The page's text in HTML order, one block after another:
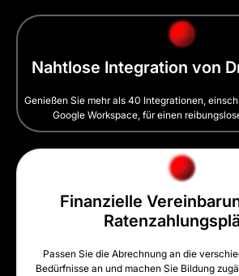
Nahtlose Integration von
Genießen Sie mehr als 40 Integrationen,
Google Workspace, für einen
Finanzielle
Passen Sie die Abrechnung an die
Bedürfnisse an und machen Sie Bildung